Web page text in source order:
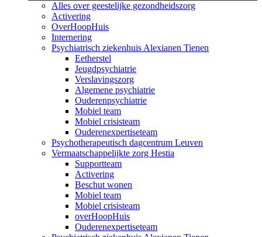
Alles over geestelijke gezondheidszorg
Activering
OverHoopHuis
Internering
Psychiatrisch ziekenhuis Alexianen Tienen
Eetherstel
Jeugdpsychiatrie
Verslavingszorg
Algemene psychiatrie
Ouderenpsychiatrie
Mobiel team
Mobiel crisisteam
Ouderenexpertiseteam
Psychotherapeutisch dagcentrum Leuven
Vermaatschappelijkte zorg Hestia
Supportteam
Activering
Beschut wonen
Mobiel team
Mobiel crisisteam
overHoopHuis
Ouderenexpertiseteam